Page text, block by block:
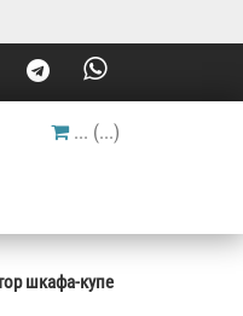
... (...)
шкафа-купе